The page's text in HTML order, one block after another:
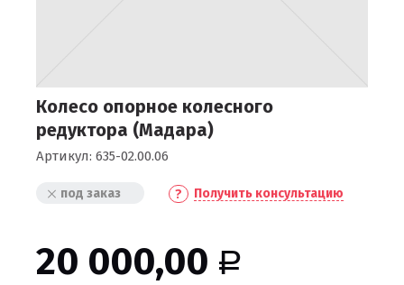
Колесо опорное колесного
редуктора (Мадара)
Артикул: 635-02.00.06
под заказ Получить консультацию
20 000,00 Р